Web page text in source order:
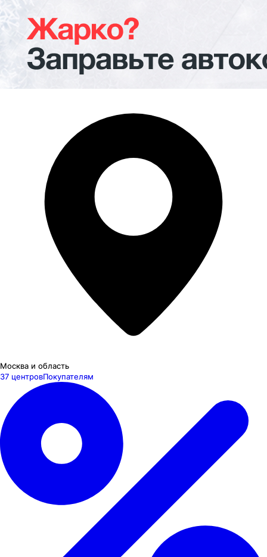
Москва и область
37 центровПокупателям